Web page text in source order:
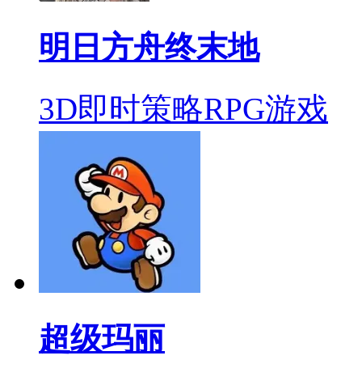
明日方舟终末地
3D即时策略RPG游戏
超级玛丽